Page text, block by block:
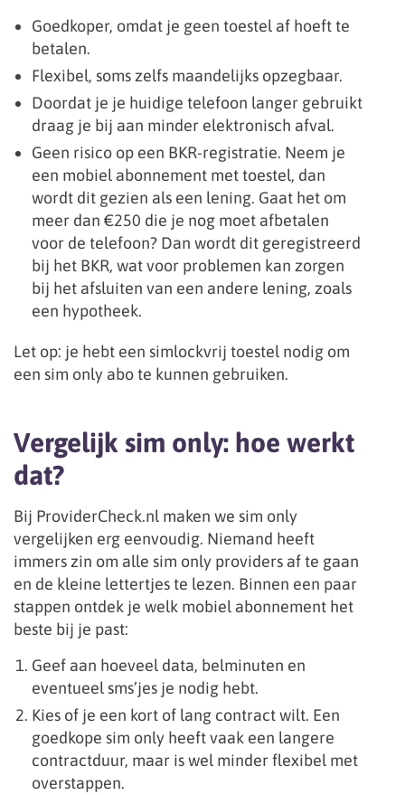
Goedkoper, omdat je geen toestel af hoeft te
betalen.
Flexibel, soms zelfs maandelijks opzegbaar.
Doordat je je huidige telefoon langer gebruikt
draag je bij aan minder elektronisch afval.
Geen risico op een BKR-registratie. Neem je
een mobiel abonnement met toestel, dan
wordt dit gezien als een lening. Gaat het om
meer dan €250 die je nog moet afbetalen
voor de telefoon? Dan wordt dit geregistreerd
bij het BKR, wat voor problemen kan zorgen
bij het afsluiten van een andere lening, zoals
een hypotheek.
Let op: je hebt een simlockvrij toestel nodig om
een sim only abo te kunnen gebruiken.
Vergelijk sim only: hoe werkt
dat?
Bij ProviderCheck.nl maken we sim only
vergelijken erg eenvoudig. Niemand heeft
immers zin om alle sim only providers af te gaan
en de kleine lettertjes te lezen. Binnen een paar
stappen ontdek je welk mobiel abonnement het
beste bij je past:
Geef aan hoeveel data, belminuten en
eventueel sms’jes je nodig hebt.
Kies of je een kort of lang contract wilt. Een
goedkope sim only heeft vaak een langere
contractduur, maar is wel minder flexibel met
overstappen.